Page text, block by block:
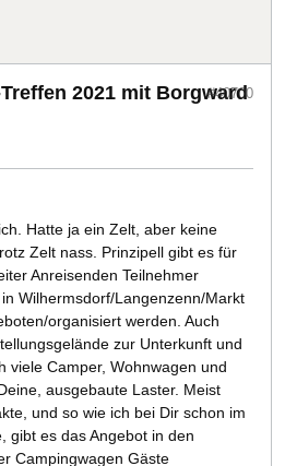
2021 mit Borgward
#40700
Hatte ja ein Zelt, aber keine
Zelt nass. Prinzipell gibt es für
Anreisenden Teilnehmer
Wilhermsdorf/Langenzenn/Markt
organisiert werden. Auch
zur Unterkunft und
viele Camper, Wohnwagen und
ausgebaute Laster. Meist
und so wie ich bei Dir schon im
gibt es das Angebot in den
Campingwagen Gäste